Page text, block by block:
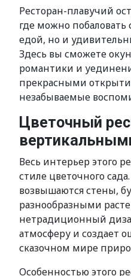
Ресторан-плавучий
где можно побаловать
едой, но и
Здесь вы сможете
романтики и
прекрасными
незабываемые
Цветочный
Весь интерьер этого
стиле цветочного
возвышаются стены,
разнообразными
нетрадиционный
атмосферу и создает
сказочном мире
Особенностью этого